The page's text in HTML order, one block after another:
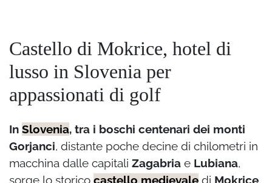
Castello di Mokrice, hotel di
lusso in Slovenia per
appassionati di golf
In Slovenia, tra i boschi centenari dei monti
Gorjanci, distante poche decine di chilometri in
macchina dalle capitali Zagabria e Lubiana,
sorge lo storico castello medievale di Mokrice.